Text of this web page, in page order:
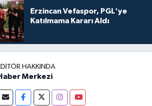
Erzincan Vefaspor, PGL'ye
Katılmama Kararı Aldı
HAKKINDA
Merkezi